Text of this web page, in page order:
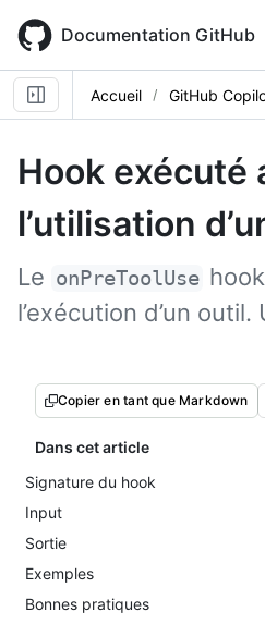
main
content
Documentation GitHub
Accueil GitHub
Hook exécuté
l’utilisation
Le onPreToolUse
l’exécution d’un
Copier en tant que Markdown
Dans cet article
Signature du hook
Input
Sortie
Exemples
Bonnes pratiques